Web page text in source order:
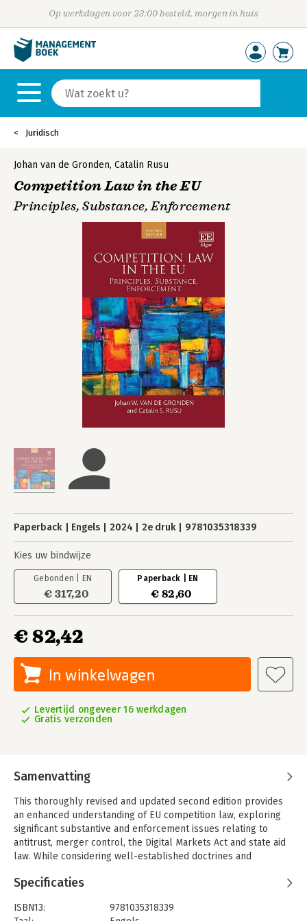
Op werkdagen voor 23:00 besteld, morgen in huis
Juridisch
Johan van de Gronden, Catalin Rusu
Competition Law in the EU
Principles, Substance, Enforcement
Paperback Engels 2024 2e druk 9781035318339
Kies uw bindwijze
Gebonden | EN
€ 317,20
Paperback | EN
€ 82,60
€ 82,42
In winkelwagen
Levertijd ongeveer 16 werkdagen
Gratis verzonden
Samenvatting
This thoroughly revised and updated second edition provides
an enhanced understanding of EU competition law, exploring
significant substantive and enforcement issues relating to
antitrust, merger control, the Digital Markets Act and state aid
law. While considering well-established doctrines and
developments such as digitalisation, sustainability and
into competition law.
Specificaties
ISBN13:
9781035318339